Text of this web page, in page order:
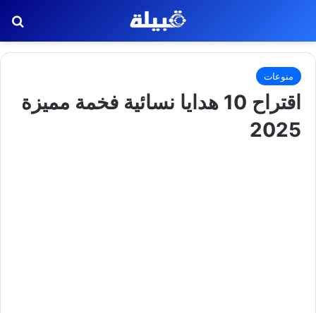
منوعات
اقتراح 10 هدايا نسائية فخمة مميزة
2025